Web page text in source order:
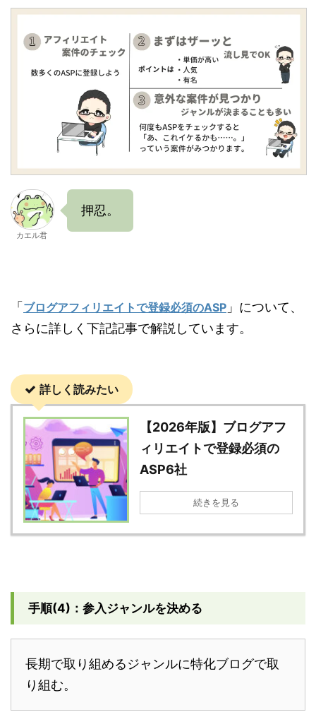
カエル君
押忍。
「 ブログアフィリエイトで登録必須のASP 」について、
さらに詳しく下記記事で解説しています。
詳しく読みたい
【2026年版】ブログアフ
ィリエイトで登録必須の
ASP6社
続きを見る
手順(4)：参入ジャンルを決める
長期で取り組めるジャンルに特化ブログで取
り組む。